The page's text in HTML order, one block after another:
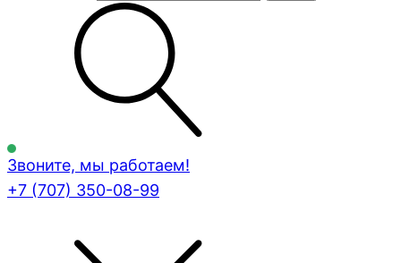
Звоните, мы работаем!
+7 (707) 350-08-99